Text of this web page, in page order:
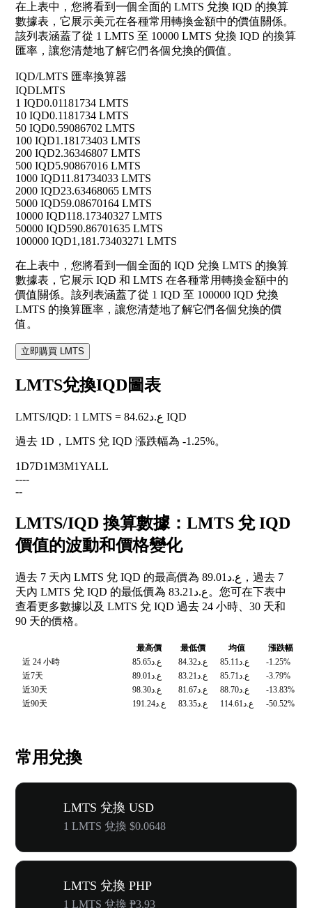
在上表中，您將看到一個全面的 LMTS 兌換 IQD 的換算
數據表，它展示美元在各種常用轉換金額中的價值關係。
該列表涵蓋了從 1 LMTS 至 10000 LMTS 兌換 IQD 的換算
匯率，讓您清楚地了解它們各個兌換的價值。
IQD/LMTS 匯率換算器
IQDLMTS
1 IQD0.01181734 LMTS
10 IQD0.1181734 LMTS
50 IQD0.59086702 LMTS
100 IQD1.18173403 LMTS
200 IQD2.36346807 LMTS
500 IQD5.90867016 LMTS
1000 IQD11.81734033 LMTS
2000 IQD23.63468065 LMTS
5000 IQD59.08670164 LMTS
10000 IQD118.17340327 LMTS
50000 IQD590.86701635 LMTS
100000 IQD1,181.73403271 LMTS
在上表中，您將看到一個全面的 IQD 兌換 LMTS 的換算
數據表，它展示 IQD 和 LMTS 在各種常用轉換金額中的
價值關係。該列表涵蓋了從 1 IQD 至 100000 IQD 兌換
LMTS 的換算匯率，讓您清楚地了解它們各個兌換的價
值。
立即購買 LMTS
LMTS兌換IQD圖表
LMTS/IQD: 1 LMTS = ع.د84.62 IQD
過去 1D，LMTS 兌 IQD 漲跌幅為 -1.25%。
1D7D1M3M1YALL
----
--
LMTS/IQD 換算數據：LMTS 兌 IQD
價值的波動和價格變化
過去 7 天內 LMTS 兌 IQD 的最高價為 ع.د89.01，過去 7
天內 LMTS 兌 IQD 的最低價為 ع.د83.21。您可在下表中
查看更多數據以及 LMTS 兌 IQD 過去 24 小時、30 天和
90 天的價格。
最高價 最低價 均值
漲跌幅
近 24 小時
ع.د85.65 ع.د84.32 ع.د85.11
-1.25%
近7天
ع.د89.01 ع.د83.21 ع.د85.71
-3.79%
近30天
ع.د98.30 ع.د81.67 ع.د88.70
-13.83%
近90天
ع.د191.24 ع.د83.35 ع.د114.61 -50.52%
常用兌換
LMTS 兌換 USD
1 LMTS 兌換 $0.0648
LMTS 兌換 PHP
1 LMTS 兌換 ₱3.93